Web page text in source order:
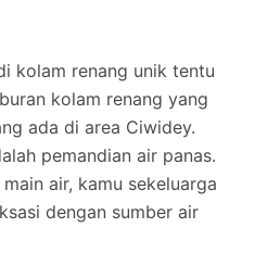
kolam renang unik tentu
kolam renang yang
ada di area Ciwidey.
pemandian air panas.
air, kamu sekeluarga
dengan sumber air